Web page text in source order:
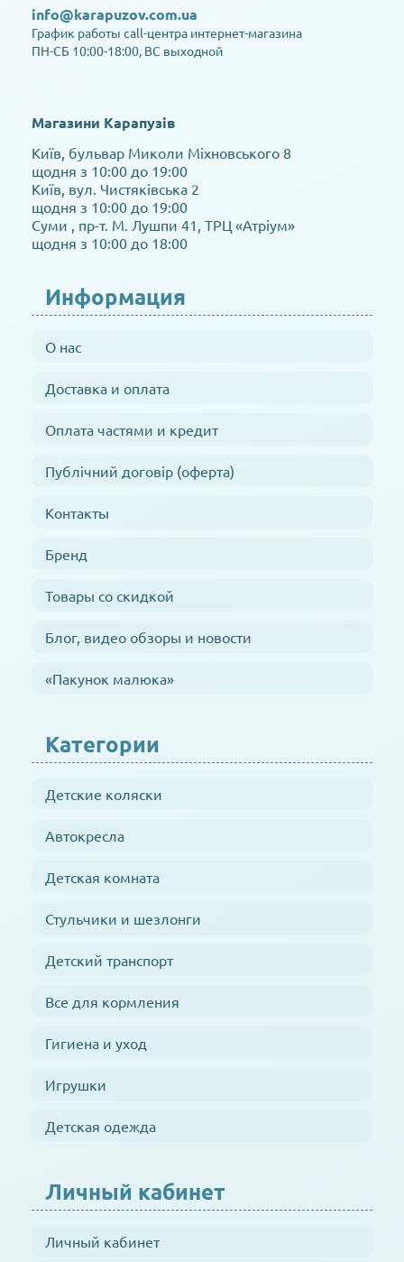
info@karapuzov.com.ua
График работы call-центра интернет-магазина
ПН-СБ 10:00-18:00, ВС выходной
Магазини Карапузів
Київ, бульвар Миколи Міхновського 8
щодня з 10:00 до 19:00
Київ, вул. Чистяківська 2
щодня з 10:00 до 19:00
Суми , пр-т. М. Лушпи 41, ТРЦ «Атріум»
щодня з 10:00 до 18:00
Информация
О нас
Доставка и оплата
Оплата частями и кредит
Публічний договір (оферта)
Контакты
Бренд
Товары со скидкой
Блог, видео обзоры и новости
«Пакунок малюка»
Категории
Детские коляски
Автокресла
Детская комната
Стульчики и шезлонги
Детский транспорт
Все для кормления
Гигиена и уход
Игрушки
Детская одежда
Личный кабинет
Личный кабинет